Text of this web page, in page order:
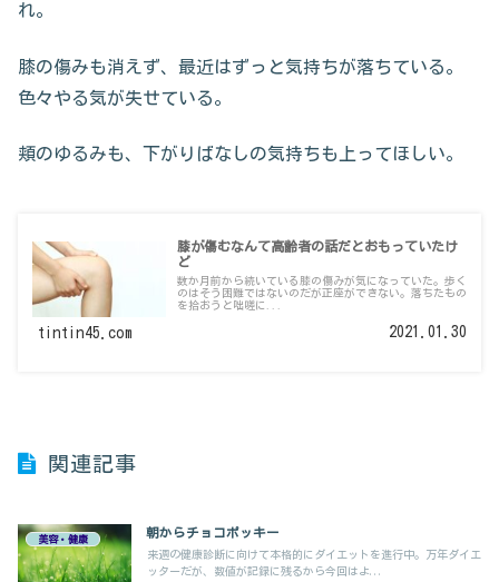
れ。
膝の傷みも消えず、最近はずっと気持ちが落ちている。
色々やる気が失せている。
頬のゆるみも、下がりばなしの気持ちも上ってほしい。
膝が傷むなんて高齢者の話だとおもっていたけ
ど
数か月前から続いている膝の傷みが気になっていた。歩く
のはそう困難ではないのだが正座ができない。落ちたもの
を拾おうと咄嗟に...
tintin45.com 2021.01.30
関連記事
美容・健康
朝からチョコポッキー
来週の健康診断に向けて本格的にダイエットを進行中。万年ダイエ
ッターだが、数値が記録に残るから今回はよ...